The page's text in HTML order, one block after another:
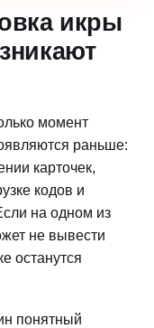
икры
момент
раньше:
карточек,
кодов и
на одном из
не вывести
останутся
понятный